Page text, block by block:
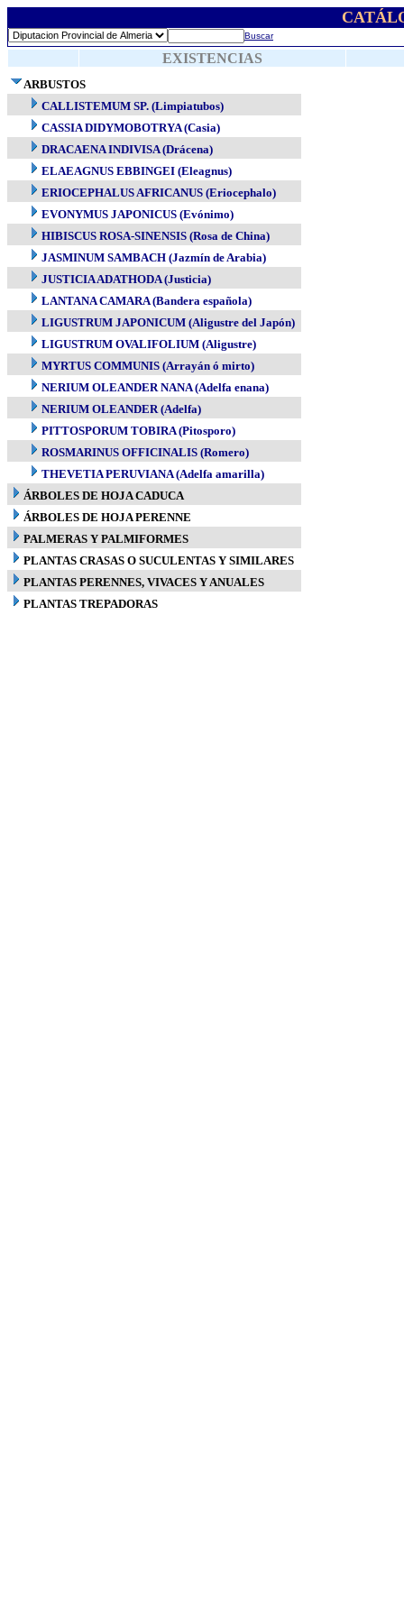
Buscar
EXISTENCIAS
ARBUSTOS
CALLISTEMUM SP. (Limpiatubos)
CASSIA DIDYMOBOTRYA (Casia)
DRACAENA INDIVISA (Drácena)
ELAEAGNUS EBBINGEI (Eleagnus)
ERIOCEPHALUS AFRICANUS (Eriocephalo)
EVONYMUS JAPONICUS (Evónimo)
HIBISCUS ROSA-SINENSIS (Rosa de China)
JASMINUM SAMBACH (Jazmín de Arabia)
JUSTICIA ADATHODA (Justicia)
LANTANA CAMARA (Bandera española)
LIGUSTRUM JAPONICUM (Aligustre del Japón)
LIGUSTRUM OVALIFOLIUM (Aligustre)
MYRTUS COMMUNIS (Arrayán ó mirto)
NERIUM OLEANDER NANA (Adelfa enana)
NERIUM OLEANDER (Adelfa)
PITTOSPORUM TOBIRA (Pitosporo)
ROSMARINUS OFFICINALIS (Romero)
THEVETIA PERUVIANA (Adelfa amarilla)
ÁRBOLES DE HOJA CADUCA
ÁRBOLES DE HOJA PERENNE
PALMERAS Y PALMIFORMES
PLANTAS CRASAS O SUCULENTAS Y SIMILARES
PLANTAS PERENNES, VIVACES Y ANUALES
PLANTAS TREPADORAS